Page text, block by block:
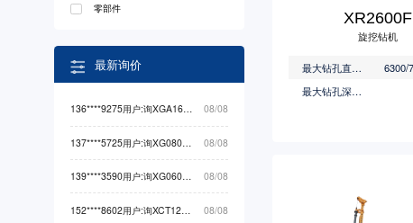
零部件
最新询价
136****9275用户:询XGA16ACK（-Li）高空作业机械最低价 08/08
08/08
139****3590用户:询XG0608HA高空作业机械最低价 08/08
08/08
XR2600F
旋挖钻机
最大钻孔直径(m)
最大钻孔深度(m)